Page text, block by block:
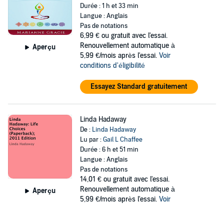
Aperçu
Durée : 1 h et 33 min
Langue : Anglais
Pas de notations
6,99 € ou gratuit avec l'essai.
Renouvellement automatique à
5,99 €/mois après l'essai. Voir
conditions d'éligibilité
Essayez Standard gratuitement
Aperçu
Linda Hadaway
De : Linda Hadaway
Lu par :Gail L Chaffee
Durée : 6 h et 51 min
Langue : Anglais
Pas de notations
14,01 € ou gratuit avec l'essai.
Renouvellement automatique à
5,99 €/mois après l'essai. Voir